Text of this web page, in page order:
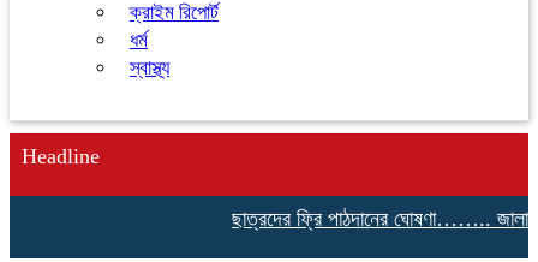
ক্রাইম রিপোর্ট
ধর্ম
স্বাস্থ্য
Headline
ছাত্রদের ফ্রি পাঠদানের ঘোষণা……..